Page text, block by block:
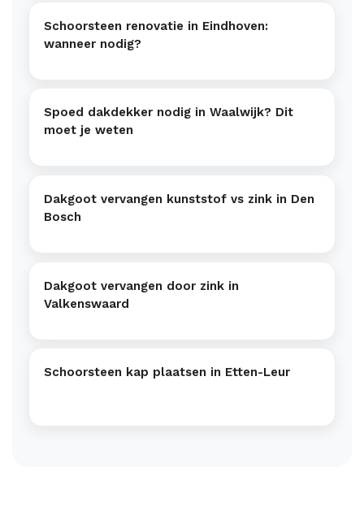
Schoorsteen renovatie in Eindhoven:
wanneer nodig?
Spoed dakdekker nodig in Waalwijk? Dit
moet je weten
Dakgoot vervangen kunststof vs zink in Den
Bosch
Dakgoot vervangen door zink in
Valkenswaard
Schoorsteen kap plaatsen in Etten-Leur